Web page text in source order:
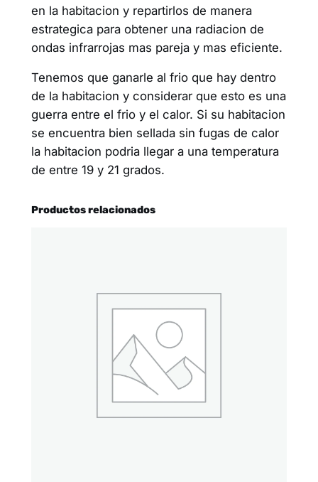
en la habitacion y repartirlos de manera
estrategica para obtener una radiacion de
ondas infrarrojas mas pareja y mas eficiente.
Tenemos que ganarle al frio que hay dentro
de la habitacion y considerar que esto es una
guerra entre el frio y el calor. Si su habitacion
se encuentra bien sellada sin fugas de calor
la habitacion podria llegar a una temperatura
de entre 19 y 21 grados.
Productos relacionados